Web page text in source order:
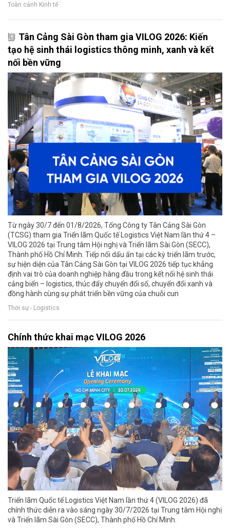
Toàn cảnh Kinh tế
Tân Cảng Sài Gòn tham gia VILOG 2026: Kiến
tạo hệ sinh thái logistics thông minh, xanh và kết
nối bền vững
Từ ngày 30/7 đến 01/8/2026, Tổng Công ty Tân Cảng Sài Gòn
(TCSG) tham gia Triển lãm Quốc tế Logistics Việt Nam lần thứ 4 –
VILOG 2026 tại Trung tâm Hội nghị và Triển lãm Sài Gòn (SECC),
Thành phố Hồ Chí Minh. Tiếp nối dấu ấn tại các kỳ triển lãm trước,
sự hiện diện của Tân Cảng Sài Gòn tại VILOG 2026 tiếp tục khẳng
định vai trò của doanh nghiệp hàng đầu trong kết nối hệ sinh thái
cảng biển – logistics, thúc đẩy chuyển đổi số, chuyển đổi xanh và
đồng hành cùng sự phát triển bền vững của chuỗi cun
Thời sự - Logistics
Chính thức khai mạc VILOG 2026
Triển lãm Quốc tế Logistics Việt Nam lần thứ 4 (VILOG 2026) đã
chính thức diễn ra vào sáng ngày 30/7/2026 tại Trung tâm Hội nghị
và Triển lãm Sài Gòn (SECC), Thành phố Hồ Chí Minh.